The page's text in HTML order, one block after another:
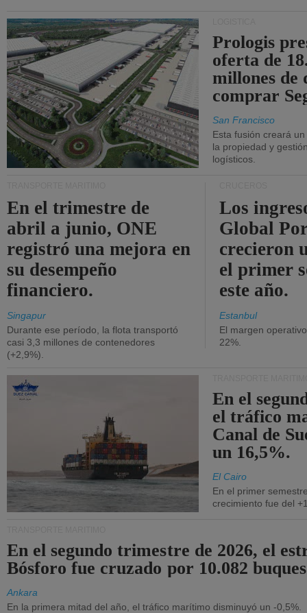
Prologis
oferta de
millones de
comprar
San Francisco
Esta fusión creará
la propiedad y
logísticos.
En el trimestre de
abril a junio, ONE
registró una mejora en
su desempeño
financiero.
Singapur
Durante ese período, la flota transportó
casi 3,3 millones de contenedores
(+2,9%).
Los
Global
crecieron
el primer
este año.
Estanbul
El margen
22%.
En el
el tráfico
Canal de
un 16,5%.
El Cairo
En el primer
crecimiento fue del
En el segundo trimestre de 2026, el
Bósforo fue cruzado por 10.082
Ankara
En la primera mitad del año, el tráfico marítimo disminuyó un -0,5%.